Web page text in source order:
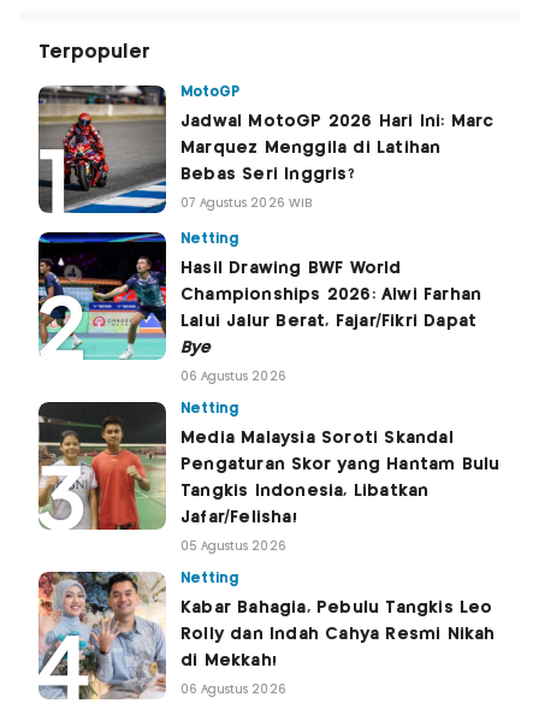
Terpopuler
MotoGP
Jadwal MotoGP 2026 Hari Ini: Marc
Marquez Menggila di Latihan
Bebas Seri Inggris?
07 Agustus 2026 WIB
Netting
Hasil Drawing BWF World
Championships 2026: Alwi Farhan
Lalui Jalur Berat, Fajar/Fikri Dapat
Bye
06 Agustus 2026
Netting
Media Malaysia Soroti Skandal
Pengaturan Skor yang Hantam Bulu
Tangkis Indonesia, Libatkan
Jafar/Felisha!
05 Agustus 2026
Netting
Kabar Bahagia, Pebulu Tangkis Leo
Rolly dan Indah Cahya Resmi Nikah
di Mekkah!
06 Agustus 2026